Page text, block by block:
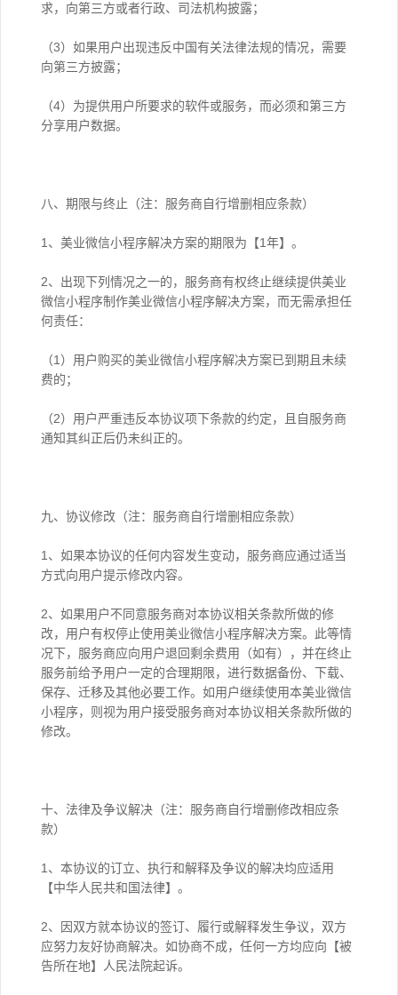
求，向第三方或者行政、司法机构披露；
（3）如果用户出现违反中国有关法律法规的情况，需要
向第三方披露；
（4）为提供用户所要求的软件或服务，而必须和第三方
分享用户数据。
八、期限与终止（注：服务商自行增删相应条款）
1、美业微信小程序解决方案的期限为【1年】。
2、出现下列情况之一的，服务商有权终止继续提供美业
微信小程序制作美业微信小程序解决方案，而无需承担任
何责任：
（1）用户购买的美业微信小程序解决方案已到期且未续
费的；
（2）用户严重违反本协议项下条款的约定，且自服务商
通知其纠正后仍未纠正的。
九、协议修改（注：服务商自行增删相应条款）
1、如果本协议的任何内容发生变动，服务商应通过适当
方式向用户提示修改内容。
2、如果用户不同意服务商对本协议相关条款所做的修
改，用户有权停止使用美业微信小程序解决方案。此等情
况下，服务商应向用户退回剩余费用（如有），并在终止
服务前给予用户一定的合理期限，进行数据备份、下载、
保存、迁移及其他必要工作。如用户继续使用本美业微信
小程序，则视为用户接受服务商对本协议相关条款所做的
修改。
十、法律及争议解决（注：服务商自行增删修改相应条
款）
1、本协议的订立、执行和解释及争议的解决均应适用
【中华人民共和国法律】。
2、因双方就本协议的签订、履行或解释发生争议，双方
应努力友好协商解决。如协商不成，任何一方均应向【被
告所在地】人民法院起诉。